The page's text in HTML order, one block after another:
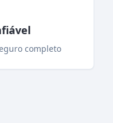
completo